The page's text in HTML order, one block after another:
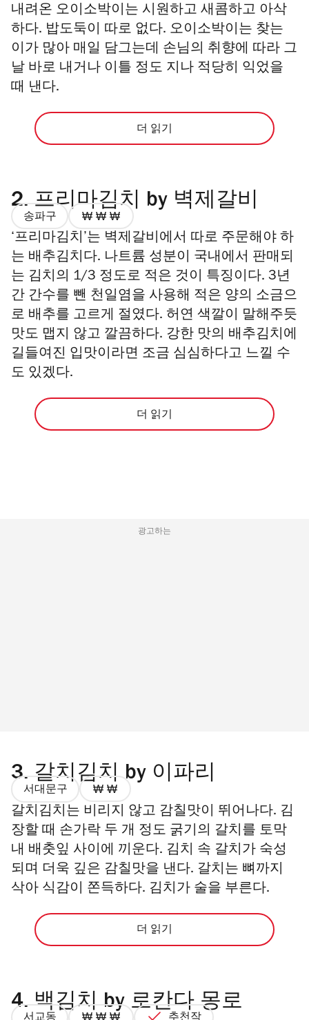
내려온 오이소박이는 시원하고 새콤하고 아삭
하다. 밥도둑이 따로 없다. 오이소박이는 찾는
이가 많아 매일 담그는데 손님의 취향에 따라 그
날 바로 내거나 이틀 정도 지나 적당히 익었을
때 낸다.
더 읽기
2. 프리마김치 by 벽제갈비
송파구
가
격
3/4
‘프리마김치’는 벽제갈비에서 따로 주문해야 하
는 배추김치다. 나트륨 성분이 국내에서 판매되
는 김치의 1/3 정도로 적은 것이 특징이다. 3년
간 간수를 뺀 천일염을 사용해 적은 양의 소금으
로 배추를 고르게 절였다. 허연 색깔이 말해주듯
맛도 맵지 않고 깔끔하다. 강한 맛의 배추김치에
길들여진 입맛이라면 조금 심심하다고 느낄 수
도 있겠다.
더 읽기
광고하는
3. 갈치김치 by 이파리
서대문구
가
격
2/4
갈치김치는 비리지 않고 감칠맛이 뛰어나다. 김
장할 때 손가락 두 개 정도 굵기의 갈치를 토막
내 배춧잎 사이에 끼운다. 김치 속 갈치가 숙성
되며 더욱 깊은 감칠맛을 낸다. 갈치는 뼈까지
삭아 식감이 쫀득하다. 김치가 술을 부른다.
더 읽기
4. 백김치 by 로칸다 몽로